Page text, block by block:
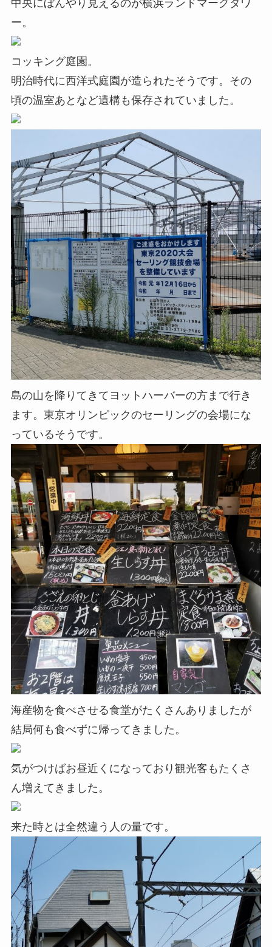
中央にぼんやり見えるのが横浜ランドマークタワ
ー。
コッキング庭園。
明治時代に西洋式庭園が造られたそうです。その
頃の温室あとなど遺構も保存されていました。
島の山を降りてきてヨットハーバーの方まで行き
ます。東京オリンピックのセーリングの会場にな
っているそうです。
海産物を食べさせる食堂がたくさんありましたが
結局何も食べずに帰ってきました。
気がつけばお昼近くになっており観光客もたくさ
ん増えてきました。
来た時とは全然違う人の量です。